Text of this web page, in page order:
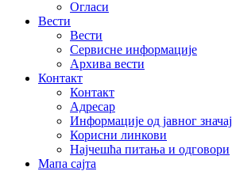
Огласи
Вести
Вести
Сервисне информације
Архива вести
Контакт
Контакт
Адресар
Информације од јавног
Корисни линкови
Најчешћа питања и одговори
Мапа сајта